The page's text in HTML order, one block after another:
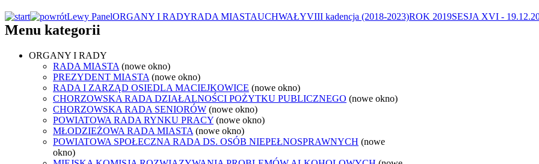
Lewy PanelORGANY I RADYRADA MIASTAUCHWAŁYVIII kadencja (2018-2023)ROK 2019SESJA XVI -
Menu kategorii
ORGANY I RADY
RADA MIASTA (nowe okno)
PREZYDENT MIASTA (nowe okno)
RADA I ZARZĄD OSIEDLA MACIEJKOWICE (nowe okno)
CHORZOWSKA RADA DZIAŁALNOŚCI POŻYTKU PUBLICZNEGO (nowe okno)
CHORZOWSKA RADA SENIORÓW (nowe okno)
POWIATOWA RADA RYNKU PRACY (nowe okno)
MŁODZIEŻOWA RADA MIASTA (nowe okno)
POWIATOWA SPOŁECZNA RADA DS. OSÓB NIEPEŁNOSPRAWNYCH (nowe
okno)